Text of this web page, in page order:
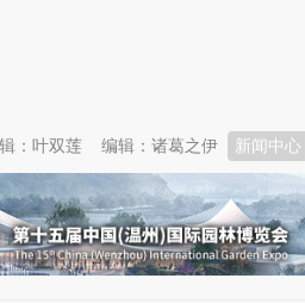
新闻中心
编辑：诸葛之伊
：叶双莲